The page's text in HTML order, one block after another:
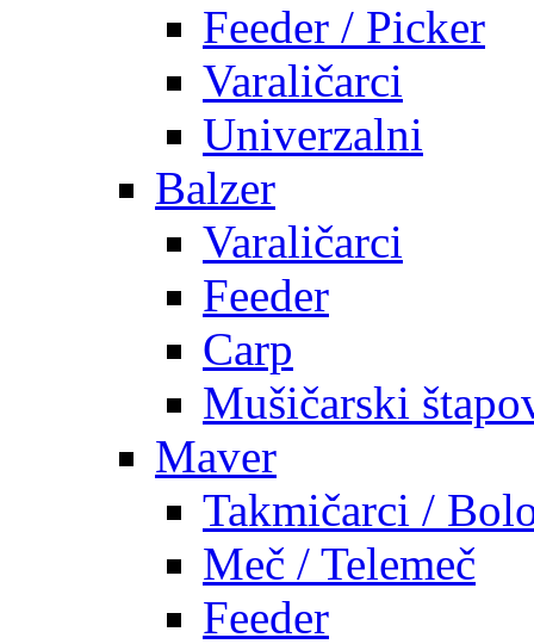
Feeder / Picker
Varaličarci
Univerzalni
Balzer
Varaličarci
Feeder
Carp
Mušičarski
Maver
Takmičarci /
Meč / Telemeč
Feeder